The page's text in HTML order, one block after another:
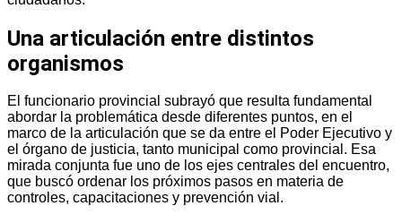
Una articulación entre distintos
organismos
El funcionario provincial subrayó que resulta fundamental
abordar la problemática desde diferentes puntos, en el
marco de la articulación que se da entre el Poder Ejecutivo y
el órgano de justicia, tanto municipal como provincial. Esa
mirada conjunta fue uno de los ejes centrales del encuentro,
que buscó ordenar los próximos pasos en materia de
controles, capacitaciones y prevención vial.